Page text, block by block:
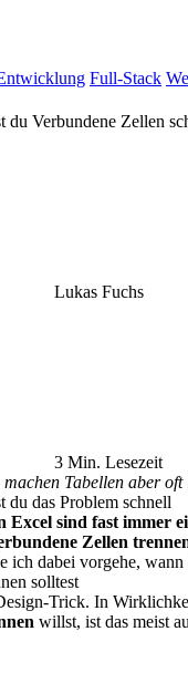
Full-Stack
Verbundene Zellen
Lukas Fuchs
3 Min. Lesezeit
Tabellen aber
du das Problem schnell
Excel sind fast immer
Zellen
ich dabei vorgehe,
solltest
Trick. In
willst, ist das meist